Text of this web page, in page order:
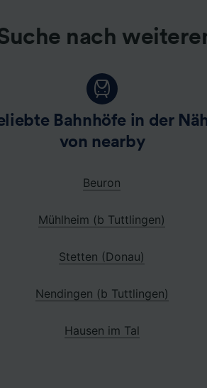
nach
Bahnhöfe in der
von nearby
Beuron
Mühlheim (b Tuttlingen)
Stetten (Donau)
Nendingen (b Tuttlingen)
Hausen im Tal